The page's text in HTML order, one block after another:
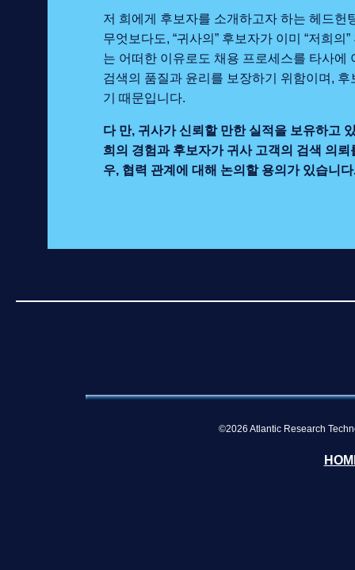
저 희에게 후보자를 소개하고자 하는 헤드헌
무엇보다도, “귀사의” 후보자가 이미 “저희
는 어떠한 이유로도 채용 프로세스를 타사
검색의 품질과 윤리를 보장하기 위함이며,
기 때문입니다.
다 만, 귀사가 신뢰할 만한 실적을 보유하고
희의 경험과 후보자가 귀사 고객의 검색 의
우, 협력 관계에 대해 논의할 용의가 있습니
©2026 Atlantic Research